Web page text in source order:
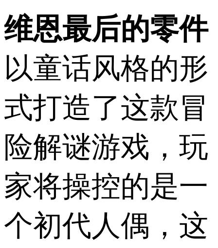
维恩最后的零件
以童话风格的形
式打造了这款冒
险解谜游戏，玩
家将操控的是一
个初代人偶，这